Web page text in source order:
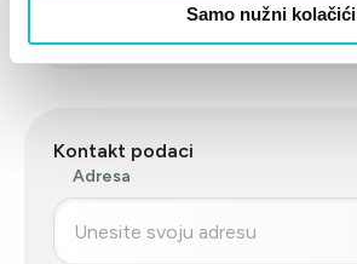
Samo nužni kolačići
Kamp - parcela
Kontakt podaci
Adresa